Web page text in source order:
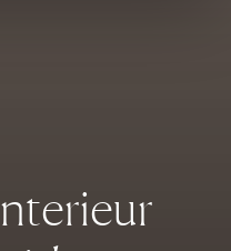
nterieur